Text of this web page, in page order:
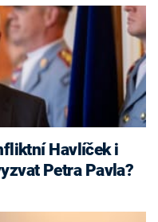
Petra Pavla?